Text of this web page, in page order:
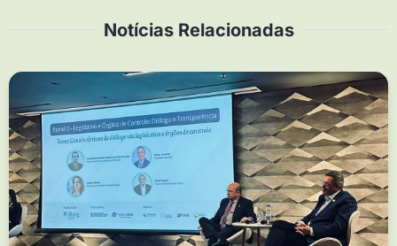
Notícias Relacionadas